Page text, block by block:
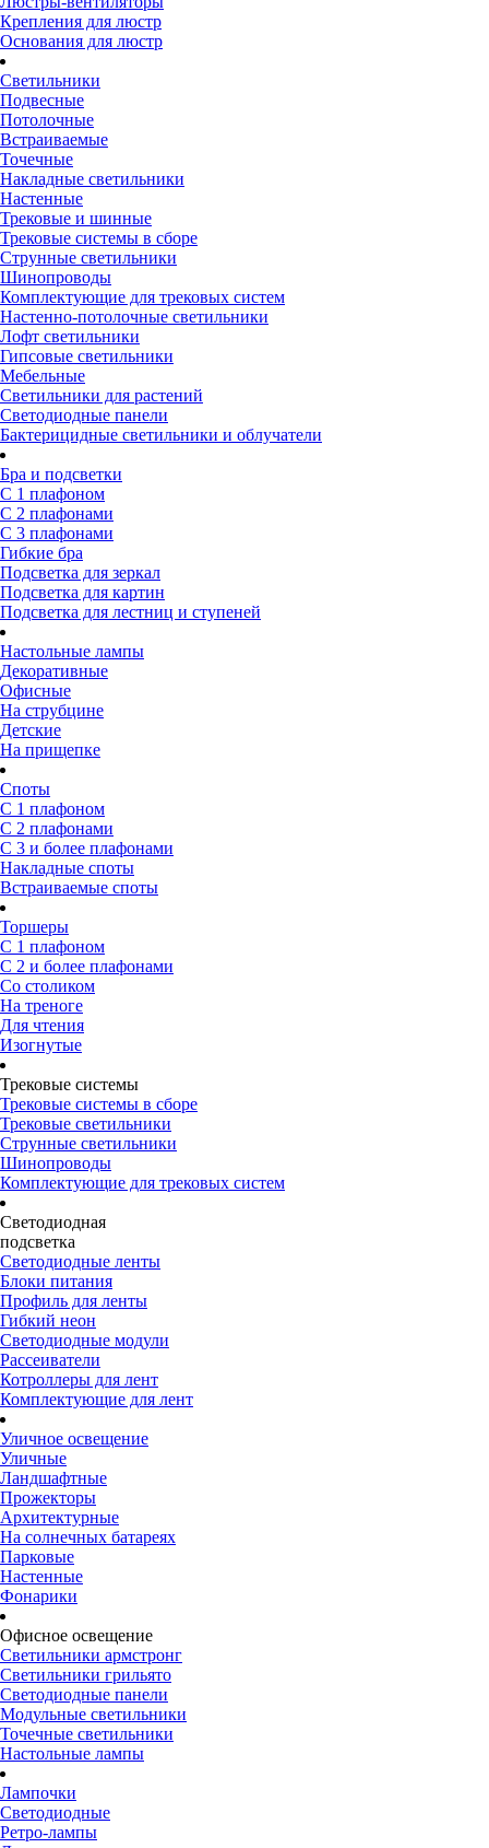
Крепления для люстр
Основания для люстр
Светильники
Подвесные
Потолочные
Встраиваемые
Точечные
Накладные светильники
Настенные
Трековые и шинные
Трековые системы в сборе
Струнные светильники
Шинопроводы
Комплектующие для трековых систем
Настенно-потолочные светильники
Лофт светильники
Гипсовые светильники
Мебельные
Светильники для растений
Светодиодные панели
Бактерицидные светильники и облучатели
Бра и подсветки
С 1 плафоном
С 2 плафонами
С 3 плафонами
Гибкие бра
Подсветка для зеркал
Подсветка для картин
Подсветка для лестниц и ступеней
Настольные лампы
Декоративные
Офисные
На струбцине
Детские
На прищепке
Споты
С 1 плафоном
С 2 плафонами
С 3 и более плафонами
Накладные споты
Встраиваемые споты
Торшеры
С 1 плафоном
С 2 и более плафонами
Со столиком
На треноге
Для чтения
Изогнутые
Трековые системы
Трековые системы в сборе
Трековые светильники
Струнные светильники
Шинопроводы
Комплектующие для трековых систем
Светодиодная
подсветка
Светодиодные ленты
Блоки питания
Профиль для ленты
Гибкий неон
Светодиодные модули
Рассеиватели
Котроллеры для лент
Комплектующие для лент
Уличное освещение
Уличные
Ландшафтные
Прожекторы
Архитектурные
На солнечных батареях
Парковые
Настенные
Фонарики
Офисное освещение
Светильники армстронг
Светильники грильято
Светодиодные панели
Модульные светильники
Точечные светильники
Настольные лампы
Лампочки
Светодиодные
Ретро-лампы